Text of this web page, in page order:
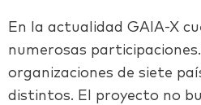
En la actualidad GAIA-X
numerosas
organizaciones de siete
distintos. El proyecto no